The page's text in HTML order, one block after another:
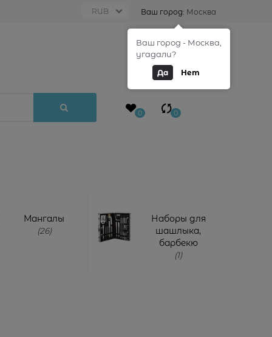
Ваш город: Москва
0
0 0
Мангалы
(26)
Наборы для
шашлыка,
барбекю
(1)
Ваш город - Москва,
угадали?
Да Нет